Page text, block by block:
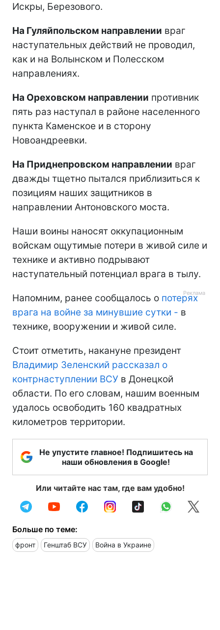
Искры, Березового.
На Гуляйпольском направлении враг
наступательных действий не проводил,
как и на Волынском и Полесском
направлениях.
На Ореховском направлении противник
пять раз наступал в районе населенного
пункта Каменское и в сторону
Новоандреевки.
На Приднепровском направлении враг
дважды тщетно пытался приблизиться к
позициям наших защитников в
направлении Антоновского моста.
Наши воины наносят оккупационным
войскам ощутимые потери в живой силе и
технике и активно подрывают
наступательный потенциал врага в тылу.
Напомним, ранее сообщалось о потерях
врага на войне за минувшие сутки - в
технике, вооружении и живой силе.
Стоит отметить, накануне президент
Владимир Зеленский рассказал о
контрнаступлении ВСУ в Донецкой
области. По его словам, нашим военным
удалось освободить 160 квадратных
километров территории.
Не упустите главное! Подпишитесь на
наши обновления в Google!
Или читайте нас там, где вам удобно!
Больше по теме:
фронт Генштаб ВСУ Война в Украине